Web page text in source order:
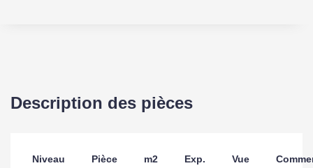
Description des pièces
Niveau Pièce m2 Exp. Vue